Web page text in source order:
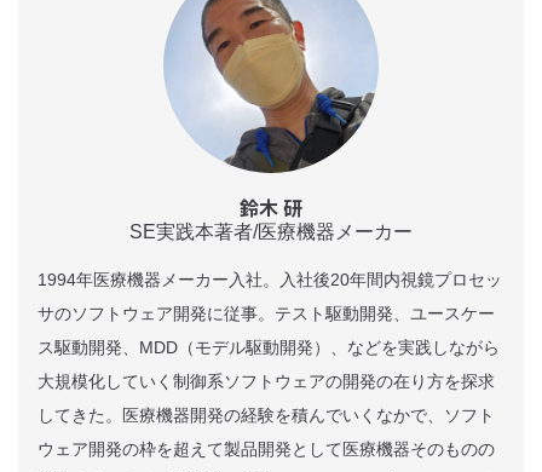
鈴木 研
SE実践本著者/医療機器メーカー
1994年医療機器メーカー入社。入社後20年間内視鏡プロセッ
サのソフトウェア開発に従事。テスト駆動開発、ユースケー
ス駆動開発、MDD（モデル駆動開発）、などを実践しながら
大規模化していく制御系ソフトウェアの開発の在り方を探求
してきた。医療機器開発の経験を積んでいくなかで、ソフト
ウェア開発の枠を超えて製品開発として医療機器そのものの